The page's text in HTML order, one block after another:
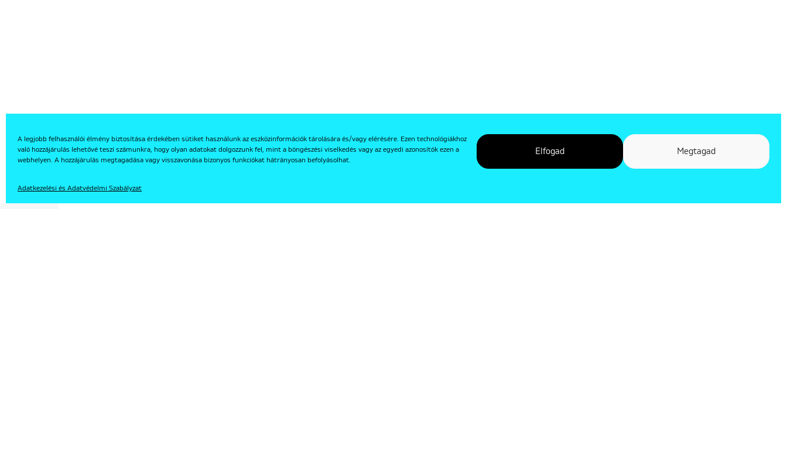
A legjobb felhasználói élmény biztosítása érdekében sütiket használunk az eszközinformációk tárolására és/vagy elérésére. Ezen technológiákhoz
való hozzájárulás lehetővé teszi számunkra, hogy olyan adatokat dolgozzunk fel, mint a böngészési viselkedés vagy az egyedi azonosítók ezen a
webhelyen. A hozzájárulás megtagadása vagy visszavonása bizonyos funkciókat hátrányosan befolyásolhat.
Elfogad Megtagad
Adatkezelési és Adatvédelmi Szabályzat
EN